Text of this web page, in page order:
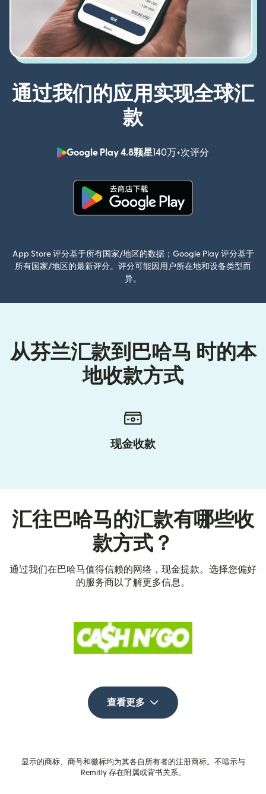
通过我们的应用实现全球汇
款
Google Play 4.8颗星140万+次评分
App Store 评分基于所有国家/地区的数据；Google Play 评分基于
所有国家/地区的最新评分。评分可能因用户所在地和设备类型而
异。
从芬兰汇款到巴哈马 时的本
地收款方式
现金收款
汇往巴哈马的汇款有哪些收
款方式？
通过我们在巴哈马值得信赖的网络，现金提款。选择您偏好
的服务商以了解更多信息。
查看更多
显示的商标、商号和徽标均为其各自所有者的注册商标。不暗示与
Remitly 存在附属或背书关系。